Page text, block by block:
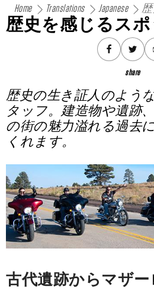
Skip
to
Home Translations Japanese
歴史を感じるスポ
share
歴史の生き証人のよう
タッフ。建造物や遺跡
の街の魅力溢れる過去
くれます。
古代遺跡からマザ